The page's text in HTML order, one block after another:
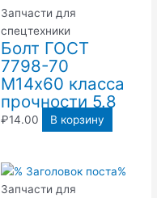
Запчасти для
спецтехники
Болт ГОСТ
7798-70
М14х60 класса
прочности 5.8
₽14.00 В корзину
Запчасти для